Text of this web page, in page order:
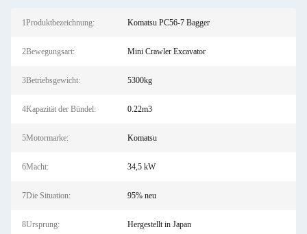
1Produktbezeichnung: Komatsu PC56-7 Bagger
2Bewegungsart: Mini Crawler Excavator
3Betriebsgewicht: 5300kg
4Kapazität der Bündel: 0.22m3
5Motormarke: Komatsu
6Macht: 34,5 kW
7Die Situation: 95% neu
8Ursprung: Hergestellt in Japan